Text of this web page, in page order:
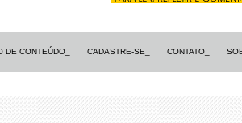
DE CONTEÚDO_ CADASTRE-SE_ CONTATO_